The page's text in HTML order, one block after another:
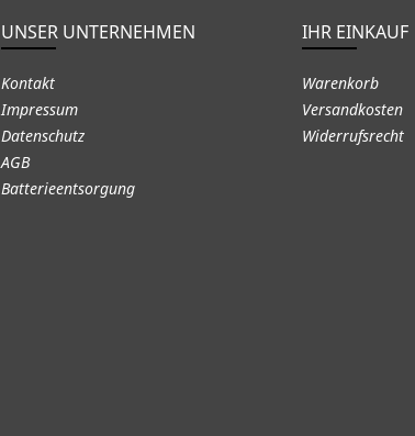
UNSER UNTERNEHMEN
Kontakt
Impressum
Datenschutz
AGB
Batterieentsorgung
IHR EINKAUF
Warenkorb
Versandkosten
Widerrufsrecht